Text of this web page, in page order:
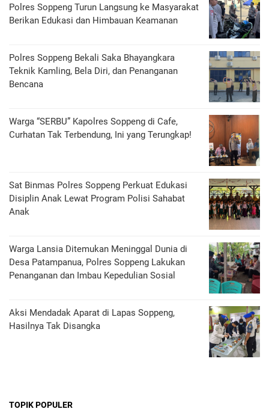
Polres Soppeng Turun Langsung ke Masyarakat
Berikan Edukasi dan Himbauan Keamanan
Polres Soppeng Bekali Saka Bhayangkara
Teknik Kamling, Bela Diri, dan Penanganan
Bencana
Warga “SERBU” Kapolres Soppeng di Cafe,
Curhatan Tak Terbendung, Ini yang Terungkap!
Sat Binmas Polres Soppeng Perkuat Edukasi
Disiplin Anak Lewat Program Polisi Sahabat
Anak
Warga Lansia Ditemukan Meninggal Dunia di
Desa Patampanua, Polres Soppeng Lakukan
Penanganan dan Imbau Kepedulian Sosial
Aksi Mendadak Aparat di Lapas Soppeng,
Hasilnya Tak Disangka
TOPIK POPULER